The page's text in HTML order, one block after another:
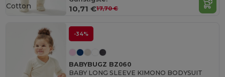
10,71 €17,70 €
Cotton
-34%
BABYBUGZ BZ060
BABY LONG SLEEVE KIMONO BODYSUIT